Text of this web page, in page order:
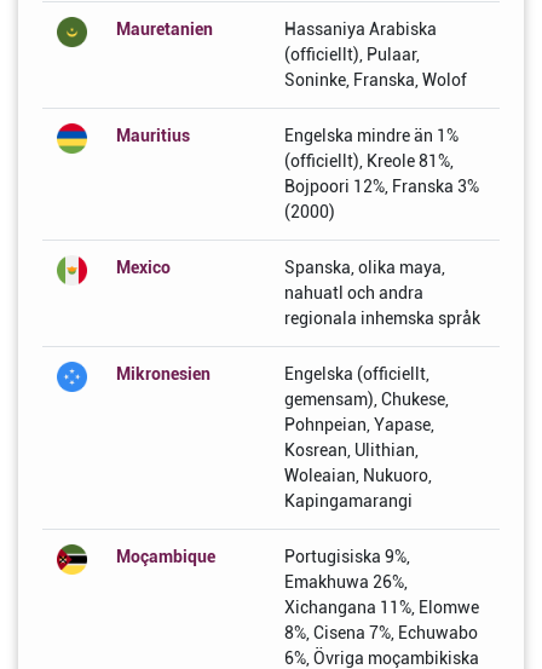
Mauretanien
Hassaniya Arabiska
(officiellt), Pulaar,
Soninke, Franska, Wolof
Mauritius
Engelska mindre än 1%
(officiellt), Kreole 81%,
Bojpoori 12%, Franska 3%
(2000)
Mexico
Spanska, olika maya,
nahuatl och andra
regionala inhemska språk
Mikronesien
Engelska (officiellt,
gemensam), Chukese,
Pohnpeian, Yapase,
Kosrean, Ulithian,
Woleaian, Nukuoro,
Kapingamarangi
Moçambique
Portugisiska 9%,
Emakhuwa 26%,
Xichangana 11%, Elomwe
8%, Cisena 7%, Echuwabo
6%, Övriga moçambikiska